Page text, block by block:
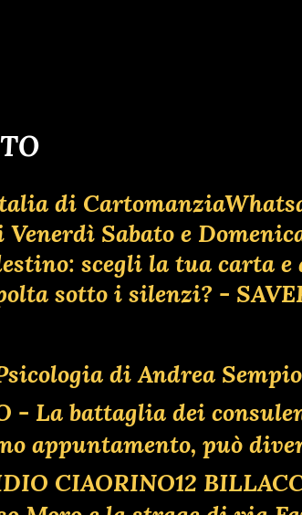
di
Venerdì Sabato e
scegli la tua carta
sotto i silenzi? -
di Andrea
- La battaglia dei
appuntamento, può
CIAORINO12